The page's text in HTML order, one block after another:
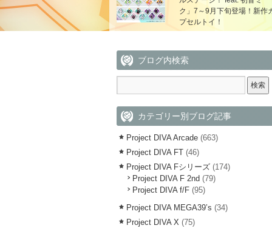
ク」7～9月下旬登場！新作
プセルトイ！
ブログ内検索
カテゴリー別ブログ記事
Project DIVA Arcade (663)
Project DIVA FT (46)
Project DIVA Fシリーズ (174)
Project DIVA F 2nd (79)
Project DIVA f/F (95)
Project DIVA MEGA39’s (34)
Project DIVA X (75)